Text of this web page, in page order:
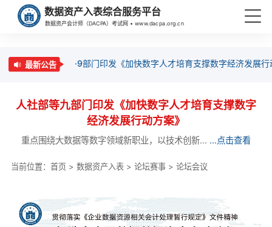
数据资产入表综合服务平台
数据资产会计师（DACPA）考试网 • www.dacpa.org.cn
最新公告 ·9部门印发《加快数字人才培育支撑数字经济发展
人社部等九部门印发《加快数字人才培育支撑数字
经济发展行动方案》
重点围绕大数据等数字领域新职业，以技术创新... ...点击查看
当前位置： 首页> 数据资产入表> 论坛赛事> 论坛会议